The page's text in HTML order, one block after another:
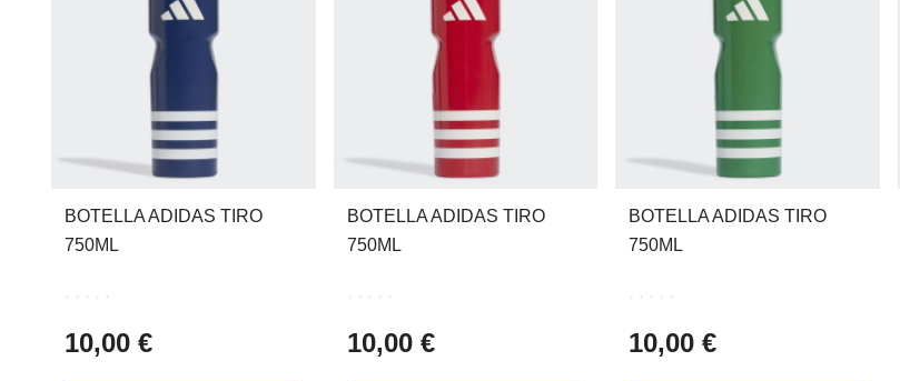
BOTELLA ADIDAS TIRO
750ML
10,00 €
BOTELLA ADIDAS TIRO
750ML
10,00 €
BOTELLA ADIDAS TIRO
750ML
10,00 €